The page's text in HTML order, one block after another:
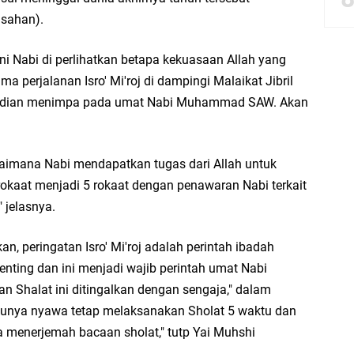
Gelar Penyembelihan Hewan Qurban dari Keluarga Besar dr. Titin
Nabi di perlihatkan betapa kekuasaan Allah yang
perjalanan Isro' Mi'roj di dampingi Malaikat Jibril
menimpa pada umat Nabi Muhammad SAW. Akan
Nabi mendapatkan tugas dari Allah untuk
menjadi 5 rokaat dengan penawaran Nabi terkait
jelasnya.
peringatan Isro' Mi'roj adalah perintah ibadah
dan ini menjadi wajib perintah umat Nabi
Shalat ini ditingalkan dengan sengaja," dalam
nyawa tetap melaksanakan Sholat 5 waktu dan
bacaan sholat," tutp Yai Muhshi